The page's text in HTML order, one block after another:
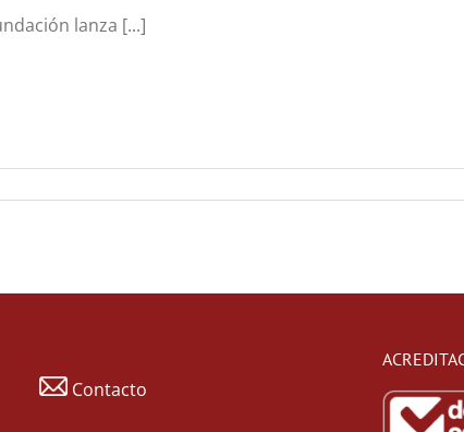
lanza [...]
Contacto